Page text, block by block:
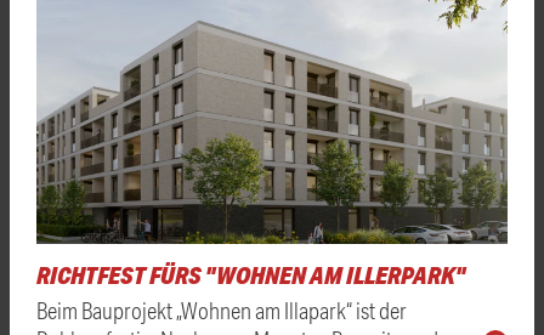
RICHTFEST FÜRS "WOHNEN AM ILLERPARK"
Beim Bauprojekt „Wohnen am Illapark“ ist der